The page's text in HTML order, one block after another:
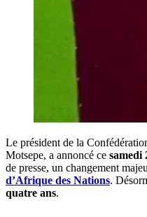
‎Le président de la
Motsepe, a annoncé ce samedi
de presse, un changement
d’Afrique des Nations.
quatre ans.